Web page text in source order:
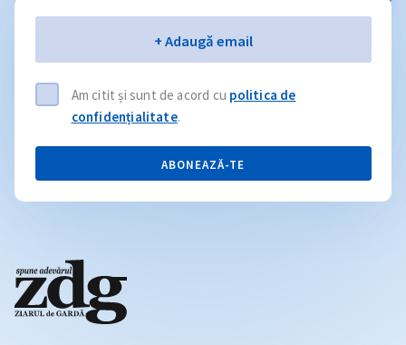
+ Adaugă email
Am citit și sunt de acord cu politica de
confidențialitate.
ABONEAZĂ-TE